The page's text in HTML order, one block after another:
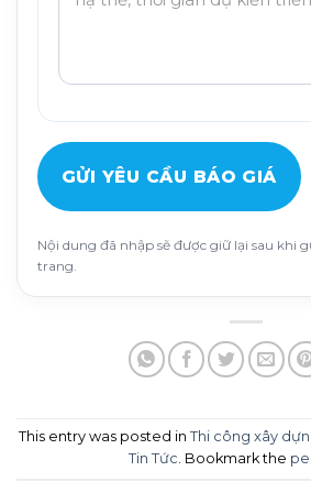
GỬI YÊU CẦU BÁO GIÁ
Nội dung đã nhập sẽ được giữ lại sau khi
trang.
This entry was posted in Thi công xây
Tin Tức. Bookmark the